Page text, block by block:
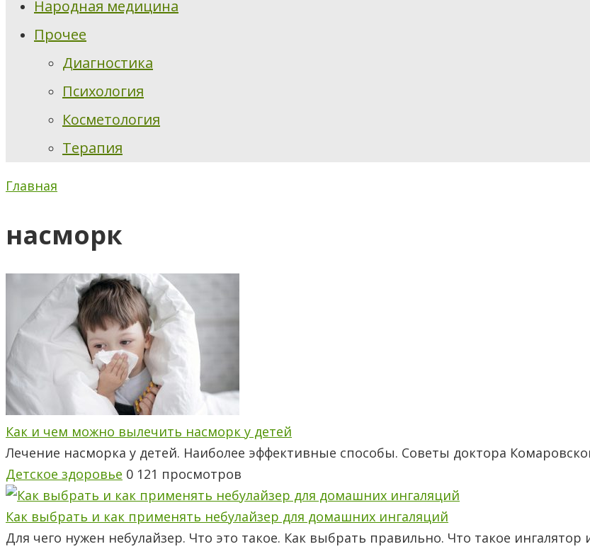
Народная медицина
Прочее
Диагностика
Психология
Косметология
Терапия
Главная
насморк
Как и чем можно вылечить насморк у детей
Лечение насморка у детей. Наиболее эффективные способы. Советы доктора
Детское здоровье 0 121 просмотров
Как выбрать и как применять небулайзер для домашних ингаляций
Для чего нужен небулайзер. Что это такое. Как выбрать правильно. Что такое ингалятор